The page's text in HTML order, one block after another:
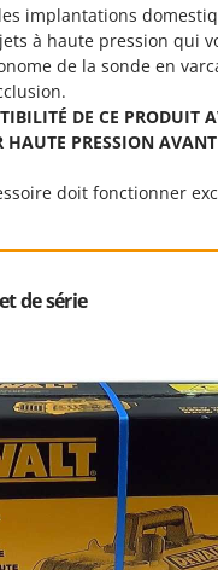
implantations
à haute pression qui
de la sonde en
DE CE PRODUIT
HAUTE PRESSION
doit fonctionner
de série